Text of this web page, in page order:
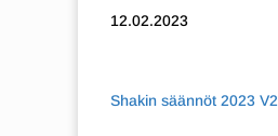
12.02.2023
Shakin säännöt 2023 V2